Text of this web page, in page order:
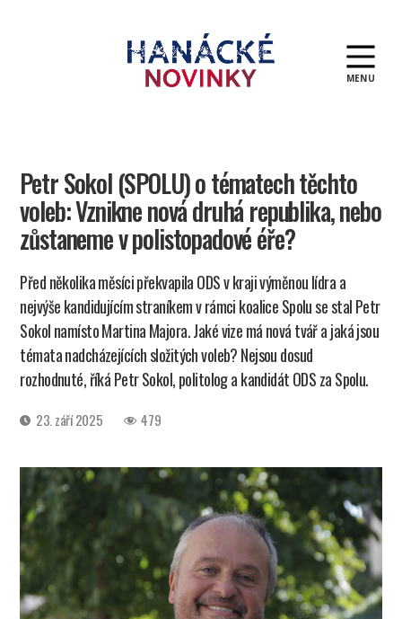
MENU
Petr Sokol (SPOLU) o tématech těchto
voleb: Vznikne nová druhá republika, nebo
zůstaneme v polistopadové éře?
Před několika měsíci překvapila ODS v kraji výměnou lídra a
nejvýše kandidujícím straníkem v rámci koalice Spolu se stal Petr
Sokol namísto Martina Majora. Jaké vize má nová tvář a jaká jsou
témata nadcházejících složitých voleb? Nejsou dosud
rozhodnuté, říká Petr Sokol, politolog a kandidát ODS za Spolu.
Datum23. září 2025 479